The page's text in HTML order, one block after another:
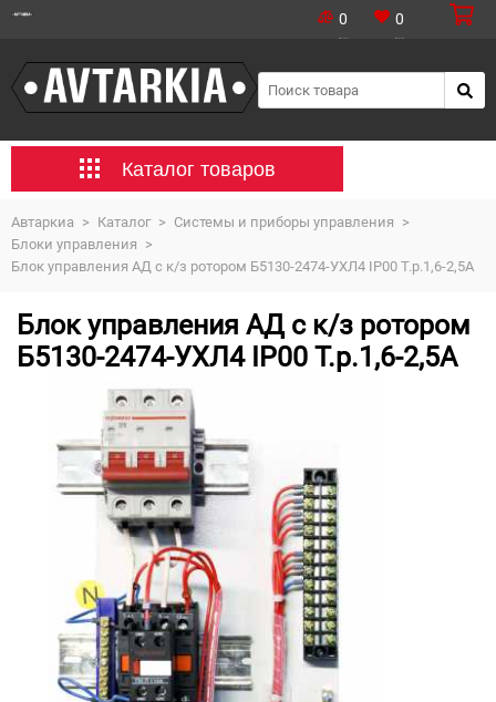
0 0
Каталог товаров
Автаркиа > Каталог > Системы и приборы управления >
Блоки управления >
Блок управления АД с к/з ротором Б5130-2474-УХЛ4 IP00 Т.р.1,6-2,5А
Блок управления АД с к/з ротором
Б5130-2474-УХЛ4 IP00 Т.р.1,6-2,5А